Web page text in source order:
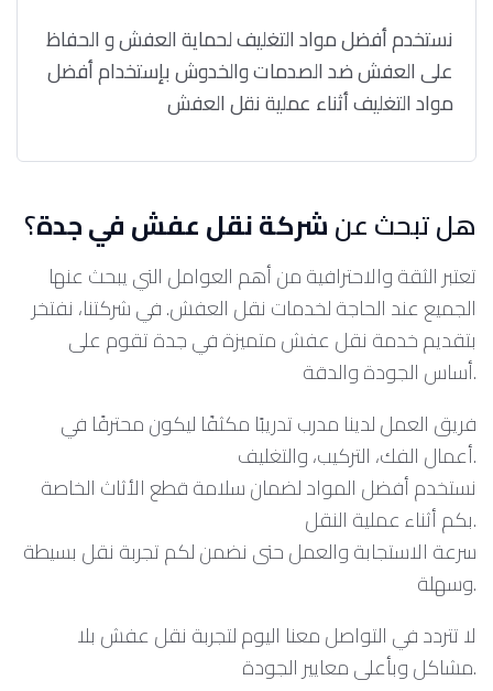
نستخدم أفضل مواد التغليف لحماية العفش و الحفاظ
على العفش ضد الصدمات والخدوش بإستخدام أفضل
مواد التغليف أثناء عملية نقل العفش
هل تبحث عنشركة نقل عفش في جدة؟
تعتبر الثقة والاحترافية من أهم العوامل التي يبحث عنها
الجميع عند الحاجة لخدمات نقل العفش. في شركتنا، نفتخر
بتقديم خدمة نقل عفش متميزة في جدة تقوم على
أساس الجودة والدقة.
أعمال الفك، التركيب، والتغليف.
نستخدم أفضل المواد لضمان سلامة قطع الأثاث الخاصة
بكم أثناء عملية النقل.
سرعة الاستجابة والعمل حتى نضمن لكم تجربة نقل بسيطة
وسهلة.
لا تتردد في التواصل معنا اليوم لتجربة نقل عفش بلا
مشاكل وبأعلى معايير الجودة.